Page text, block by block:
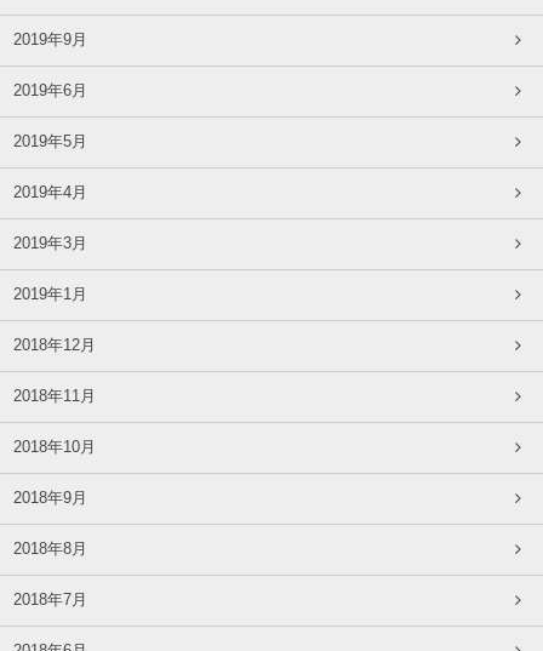
2019年9月
2019年6月
2019年5月
2019年4月
2019年3月
2019年1月
2018年12月
2018年11月
2018年10月
2018年9月
2018年8月
2018年7月